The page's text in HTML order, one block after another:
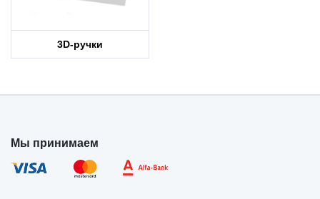
3D-ручки
Мы принимаем